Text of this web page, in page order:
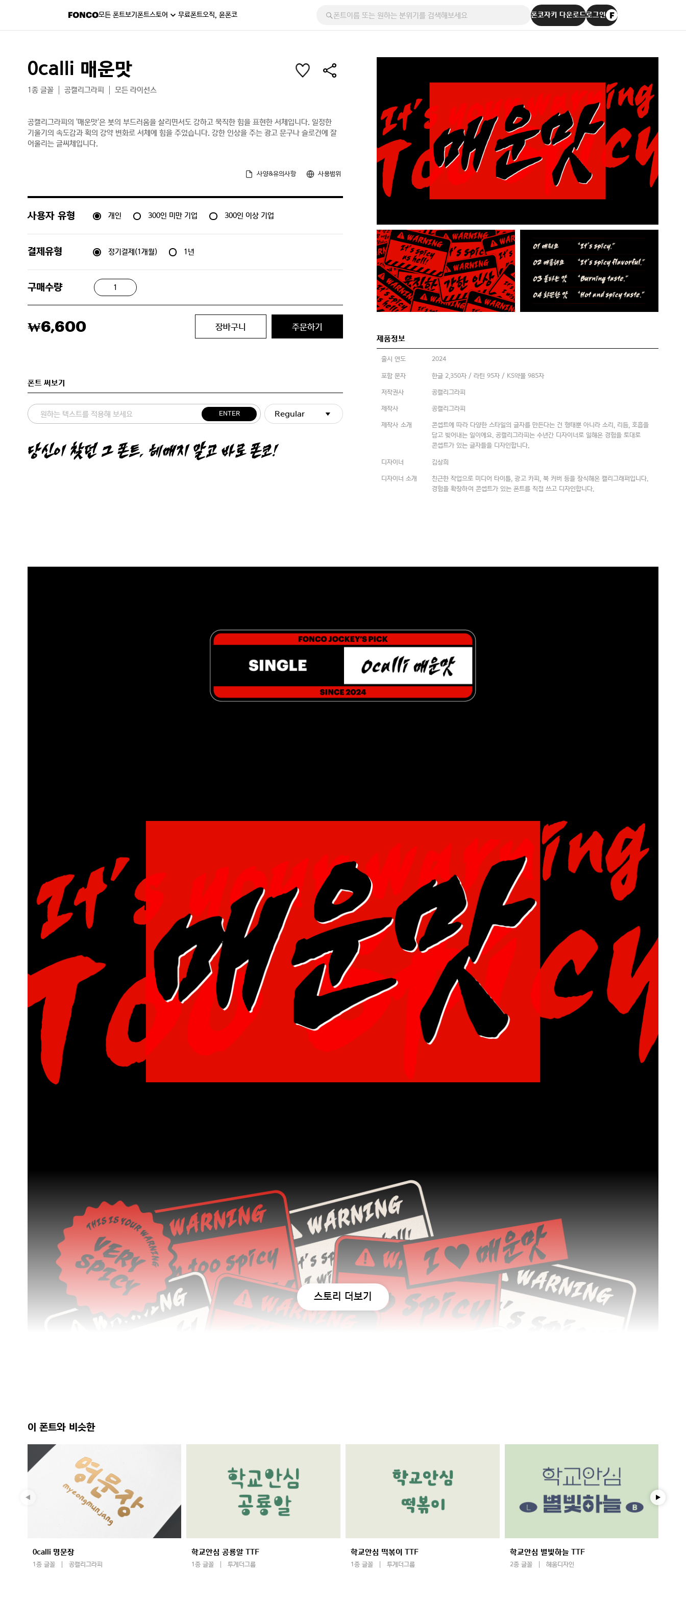
모든 폰트보기폰트스토어 무료폰트오직, 윤폰코 폰코자키 다운로드로그인
0calli 매운맛
1종 글꼴 공캘리그라피 모든 라이선스
공캘리그라피의 '매운맛'은 붓의 부드러움을 살리면서도 강하고 묵직한 힘을 표현한 서체입니다. 일정한
기울기의 속도감과 획의 강약 변화로 서체에 힘을 주었습니다. 강한 인상을 주는 광고 문구나 슬로건에 잘
어울리는 글씨체입니다.
제품정보
출시 연도 2024
포함 문자 한글 2,350자 / 라틴 95자 / KS약물 985자
저작권사 공캘리그라피
제작사 공캘리그라피
제작사 소개
콘셉트에 따라 다양한 스타일의 글자를 만든다는 건 형태뿐 아니라 소리, 리듬, 호흡을
담고 빚어내는 일이에요. 공캘리그라피는 수년간 디자이너로 일해온 경험을 토대로
콘셉트가 있는 글자들을 디자인합니다.
디자이너 김상희
디자이너 소개
친근한 작업으로 미디어 타이틀, 광고 카피, 북 커버 등을 장식해온 캘리그래퍼입니다.
경험을 확장하여 콘셉트가 있는 폰트를 직접 쓰고 디자인합니다.
사양&유의사항 사용범위
사용자 유형 개인 300인 미만 기업 300인 이상 기업
결제유형 정기결제(1개월) 1년
구매수량
₩6,600 장바구니 주문하기
폰트 써보기
ENTER Regular
스토리 더보기
이 폰트와 비슷한
0calli 명문장
1종 글꼴 공캘리그라피
학교안심 공룡알 TTF
1종 글꼴 투게더그룹
학교안심 떡볶이 TTF
1종 글꼴 투게더그룹
학교안심 별빛하늘 TTF
2종 글꼴 헤움디자인